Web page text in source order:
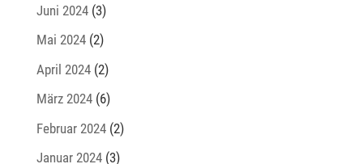
Juni 2024(3)
Mai 2024(2)
April 2024(2)
März 2024(6)
Februar 2024(2)
Januar 2024(3)